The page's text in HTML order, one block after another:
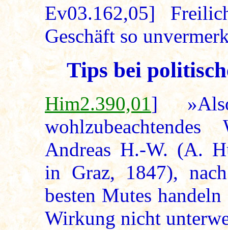
Ev03.162,05]
Geschäft so
Tips bei
Him2.390,01]
Andreas H.-W. (A.
in Graz, 1847),
besten Mutes
Wirkung nicht